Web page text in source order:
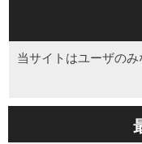
当サイトはユーザのみ